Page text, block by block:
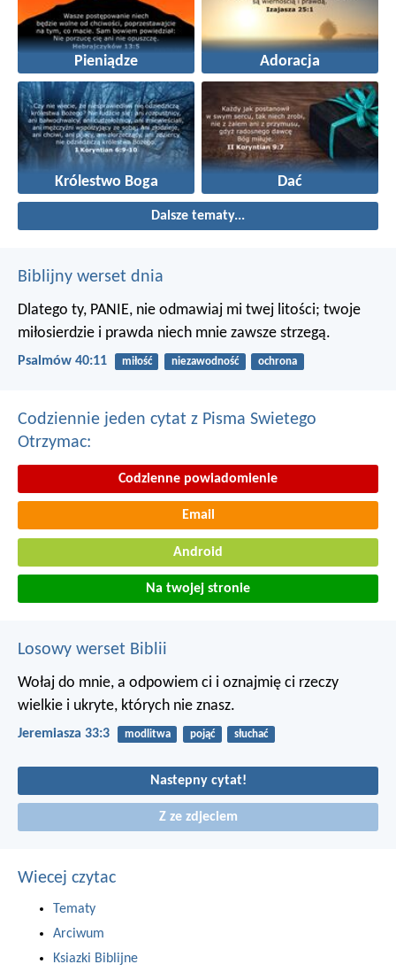
Pieniądze Adoracja
Królestwo Boga Dać
Dalsze tematy...
Biblijny werset dnia
Dlatego ty, PANIE, nie odmawiaj mi twej litości; twoje
miłosierdzie i prawda niech mnie zawsze strzegą.
Psalmów 40:11 miłość niezawodność ochrona
Codziennie jeden cytat z Pisma Swietego
Otrzymac:
Codzienne powiadomienie
Email
Android
Na twojej stronie
Losowy werset Biblii
Wołaj do mnie, a odpowiem ci i oznajmię ci rzeczy
wielkie i ukryte, których nie znasz.
Jeremiasza 33:3 modlitwa pojąć słuchać
Nastepny cytat!
Z ze zdjeciem
Wiecej czytac
Tematy
Arciwum
Ksiazki Biblijne